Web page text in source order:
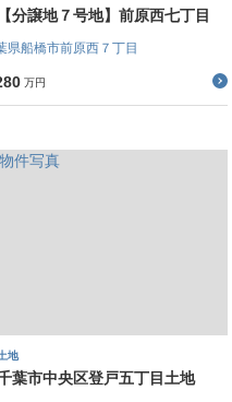
【分譲地７号地】前原西七丁目
県船橋市前原西７丁目
万円
地
葉市中央区登戸五丁目土地